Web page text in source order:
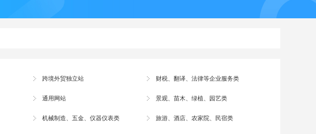
跨境外贸独立站 财税、翻译、法律等企业服务类
通用网站 景观、 苗木、绿植、园艺类
机械制造、五金、仪器仪表类 旅游、酒店、农家院、民宿类